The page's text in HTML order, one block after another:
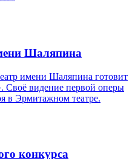
Шаляпина
имени Шаляпина готовит
Своё видение первой оперы
в Эрмитажном театре.
конкурса